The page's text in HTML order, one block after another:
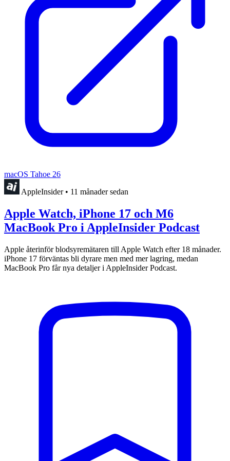
macOS Tahoe 26
AppleInsider • 11 månader sedan
Apple Watch, iPhone 17 och M6
MacBook Pro i AppleInsider Podcast
Apple återinför blodsyremätaren till Apple Watch efter 18 månader.
iPhone 17 förväntas bli dyrare men med mer lagring, medan
MacBook Pro får nya detaljer i AppleInsider Podcast.